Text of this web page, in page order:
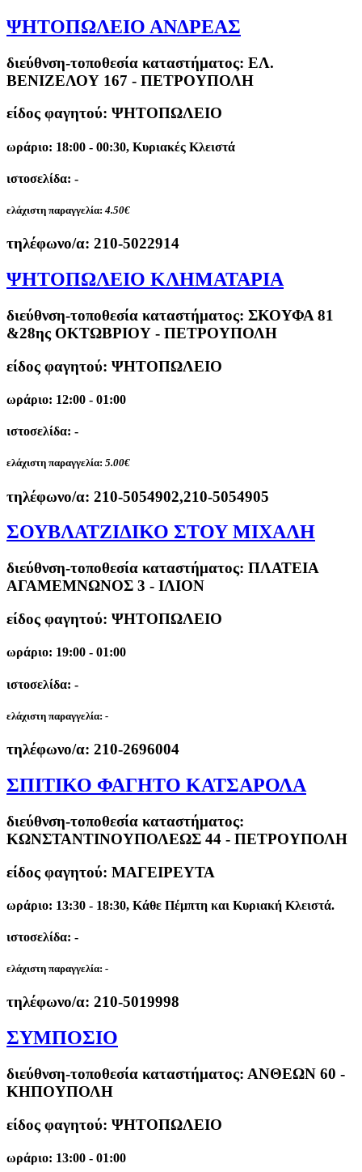
ΨΗΤΟΠΩΛΕΙΟ ΑΝΔΡΕΑΣ
διεύθνση-τοποθεσία καταστήματος: ΕΛ.
ΒΕΝΙΖΕΛΟΥ 167 - ΠΕΤΡΟΥΠΟΛΗ
είδος φαγητού: ΨΗΤΟΠΩΛΕΙΟ
ωράριο: 18:00 - 00:30, Κυριακές Κλειστά
ιστοσελίδα: -
ελάχιστη παραγγελία: 4.50€
τηλέφωνο/α: 210-5022914
ΨΗΤΟΠΩΛΕΙΟ ΚΛΗΜΑΤΑΡΙΑ
διεύθνση-τοποθεσία καταστήματος: ΣΚΟΥΦΑ 81
&28ης ΟΚΤΩΒΡΙΟΥ - ΠΕΤΡΟΥΠΟΛΗ
είδος φαγητού: ΨΗΤΟΠΩΛΕΙΟ
ωράριο: 12:00 - 01:00
ιστοσελίδα: -
ελάχιστη παραγγελία: 5.00€
τηλέφωνο/α: 210-5054902,210-5054905
ΣΟΥΒΛΑΤΖΙΔΙΚΟ ΣΤΟΥ ΜΙΧΑΛΗ
διεύθνση-τοποθεσία καταστήματος: ΠΛΑΤΕΙΑ
ΑΓΑΜΕΜΝΩΝΟΣ 3 - ΙΛΙΟΝ
είδος φαγητού: ΨΗΤΟΠΩΛΕΙΟ
ωράριο: 19:00 - 01:00
ιστοσελίδα: -
ελάχιστη παραγγελία: -
τηλέφωνο/α: 210-2696004
ΣΠΙΤΙΚΟ ΦΑΓΗΤΟ ΚΑΤΣΑΡΟΛΑ
διεύθνση-τοποθεσία καταστήματος:
ΚΩΝΣΤΑΝΤΙΝΟΥΠΟΛΕΩΣ 44 - ΠΕΤΡΟΥΠΟΛΗ
είδος φαγητού: ΜΑΓΕΙΡΕΥΤΑ
ωράριο: 13:30 - 18:30, Κάθε Πέμπτη και Κυριακή Κλειστά.
ιστοσελίδα: -
ελάχιστη παραγγελία: -
τηλέφωνο/α: 210-5019998
ΣΥΜΠΟΣΙΟ
διεύθνση-τοποθεσία καταστήματος: ΑΝΘΕΩΝ 60 -
ΚΗΠΟΥΠΟΛΗ
είδος φαγητού: ΨΗΤΟΠΩΛΕΙΟ
ωράριο: 13:00 - 01:00